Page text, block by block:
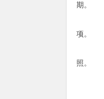
期。
项。
照。